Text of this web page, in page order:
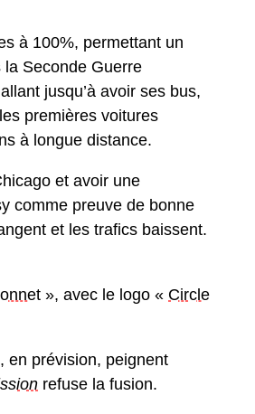
à 100%, permettant un
Seconde Guerre
jusqu’à avoir ses bus,
premières voitures
à longue distance.
et avoir une
comme preuve de bonne
et les trafics baissent.
», avec le logo « Circle
en prévision, peignent
refuse la fusion.